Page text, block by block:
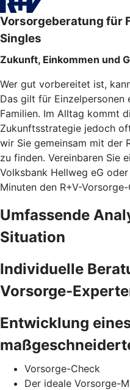
Vorsorgeberatung für
Singles
Zukunft, Einkommen und
Wer gut vorbereitet ist,
Das gilt für Einzelpersonen
Familien. Im Alltag kommt
Zukunftsstrategie jedoch
wir Sie gemeinsam mit der
zu finden. Vereinbaren Sie
Volksbank Hellweg eG
Minuten den R+V-
Umfassende
Situation
Individuelle
Vorsorge-
Entwicklung
Vorsorge-Check
Der ideale Vorsorge-